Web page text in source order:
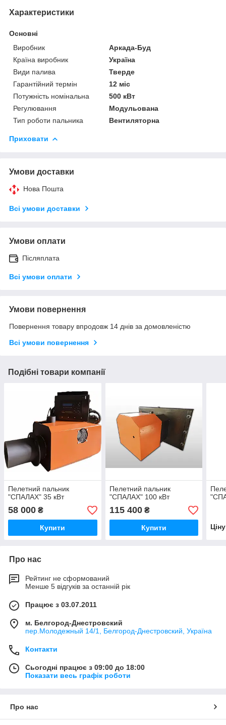
Характеристики
Основні
Виробник
Аркада-Буд
Країна виробник
Україна
Види палива
Тверде
Гарантійний термін
12 міс
Потужність номінальна
500 кВт
Регулювання
Модульована
Тип роботи пальника
Вентиляторна
Приховати
Умови доставки
Нова Пошта
Всі умови доставки
Умови оплати
Післяплата
Всі умови оплати
Умови повернення
Повернення товару впродовж 14 днів за домовленістю
Всі умови повернення
Подібні товари компанії
Пелетний пальник
"СПАЛАХ" 35 кВт
58 000 ₴
Купити
Пелетний пальник
"СПАЛАХ" 100 кВт
115 400₴
Купити
Про нас
Рейтинг не сформований
Менше 5 відгуків за останній рік
Працює з 03.07.2011
м. Белгород-Днестровский
пер.Молодежный 14/1, Белгород-Днестровский, Україна
Контакти
Сьогодні працює з 09:00 до 18:00
Показати весь графік роботи
Про нас